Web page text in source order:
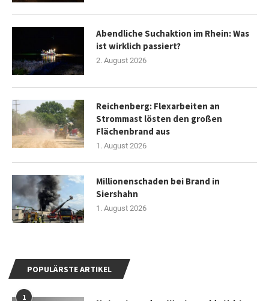
Abendliche Suchaktion im Rhein: Was
ist wirklich passiert?
2. August 2026
Reichenberg: Flexarbeiten an
Strommast lösten den großen
Flächenbrand aus
1. August 2026
Millionenschaden bei Brand in
Siershahn
1. August 2026
POPULÄRSTE ARTIKEL
1